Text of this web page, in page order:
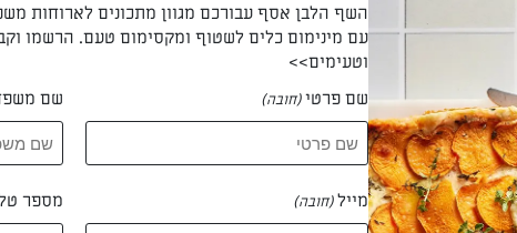
בקערה רחבה ומעליה את העגבניות.
השף הלבן אסף עבורכם מגוון מתכונים לארוחות
עם מינימום כלים לשטוף ומקסימום טעם. הרשמו
וטעימים>>
שם פרטי(חובה) שם
מייל(חובה) מספר